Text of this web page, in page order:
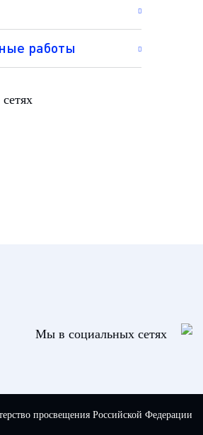
работы
Мы в социальных сетях
просвещения Российской Федерации